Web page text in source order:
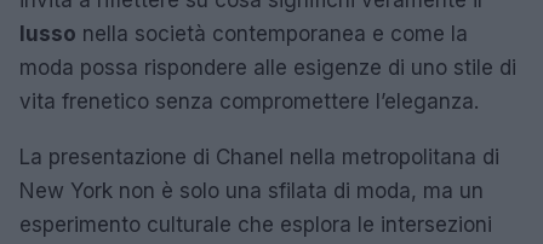
lusso nella società contemporanea e come la
moda possa rispondere alle esigenze di uno stile di
vita frenetico senza compromettere l’eleganza.
La presentazione di Chanel nella metropolitana di
New York non è solo una sfilata di moda, ma un
esperimento culturale che esplora le intersezioni